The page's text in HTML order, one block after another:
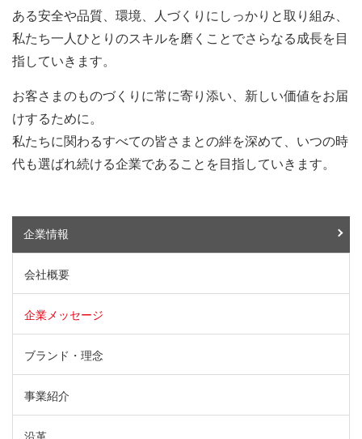
ある安全や品質、環境、人づくりにしっかりと取り組み、
私たち一人ひとりのスキルを磨くことでさらなる成長を目
指していきます。
お客さまのものづくりに常に寄り添い、新しい価値をお届
けするために。
私たちに関わるすべての皆さまとの絆を深めて、いつの時
代も選ばれ続ける企業であることを目指していきます。
企業情報
会社概要
企業メッセージ
ブランド・理念
事業紹介
沿革